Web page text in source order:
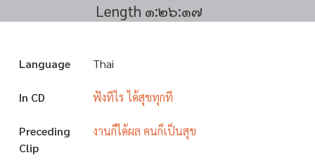
Length ๑:๒๖:๑๗
Language Thai
In CD ฟังทีไร ได้สุขทุกที
Preceding
Clip
งานก็ได้ผล คนก็เป็นสุข